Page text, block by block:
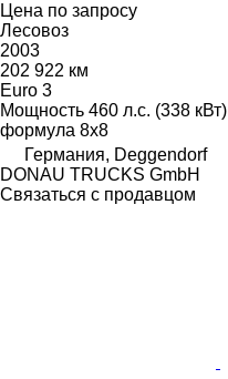
Цена по запросу
Лесовоз
2003
202 922 км
Euro 3
Мощность 460 л.с. (338 кВт)
формула 8x8
Германия, Deggendorf
DONAU TRUCKS GmbH
Связаться с продавцом